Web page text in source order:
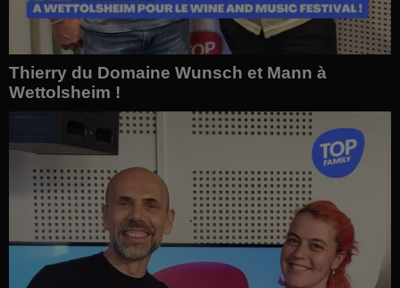
Thierry du Domaine Wunsch et Mann à
Wettolsheim !